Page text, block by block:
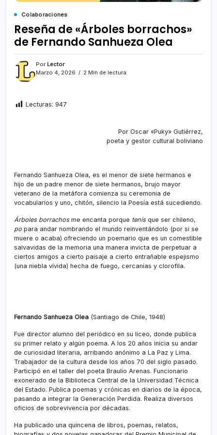
Colaboraciones
Reseña de «Árboles borrachos»
de Fernando Sanhueza Olea
Por Lector
Marzo 4, 2026
2 Min de lectura
Lecturas: 947
Por Oscar «Puky» Gutiérrez,
poeta y gestor cultural boliviano
Fernando Sanhueza Olea, es el menor de siete hermanos e
hijo de un padre menor de siete hermanos, brujo mayor
veterano de la metáfora comienza su ceremonia de
vocabularios y uno, chitón, silencio la Poesía está sucediendo.
Árboles borrachosme encanta porque tenísque ser chileno,
po para andar nombrando el mundo reinventándolo (por si se
muere o acaba) ofreciendo un poemario que es un comestible
salvavidas de la memoria una manera invicta de perpetuar a
ciertos amigos a cierto paisaje a cierto entrañable espejismo
(una niebla vívida) hecha de fuego, cercanías y clorofila.
Fernando Sanhueza Olea (Santiago de Chile, 1948)
Fue director alumno del periódico en su liceo, donde publica
su primer relato y algún poema. A los 20 años inicia su andar
de curiosidad literaria, arribando anónimo a La Paz y Lima.
Trabajador de la cultura desde los años 70 del siglo pasado.
Participó en el taller del poeta Braulio Arenas. Funcionario
exonerado de la Biblioteca Central de la Universidad Técnica
del Estado. Publica poemas y crónicas en diarios de la época,
pasando a integrar la Generación Perdida. Realiza diversos
oficios de sobrevivencia por décadas.
Ha publicado una quincena de libros, poemas, relatos,